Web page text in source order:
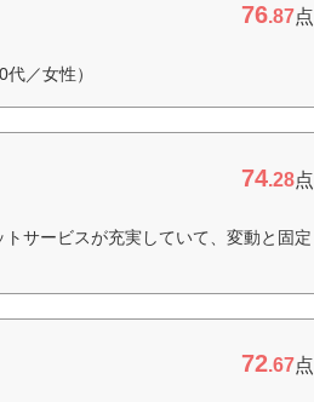
76.87点
／女性）
74.28点
サービスが充実していて、変動と固定
72.67点